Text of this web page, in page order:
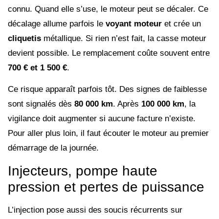
connu. Quand elle s’use, le moteur peut se décaler. Ce
décalage allume parfois le voyant moteur et crée un
cliquetis métallique. Si rien n’est fait, la casse moteur
devient possible. Le remplacement coûte souvent entre
700 € et 1 500 €.
Ce risque apparaît parfois tôt. Des signes de faiblesse
sont signalés dès 80 000 km. Après 100 000 km, la
vigilance doit augmenter si aucune facture n’existe.
Pour aller plus loin, il faut écouter le moteur au premier
démarrage de la journée.
Injecteurs, pompe haute
pression et pertes de puissance
L’injection pose aussi des soucis récurrents sur